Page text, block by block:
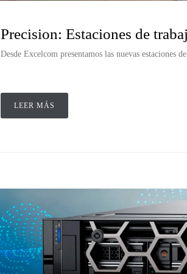
Precision: Estaciones de
Desde Excelcom presentamos las nuevas estaciones
LEER MÁS